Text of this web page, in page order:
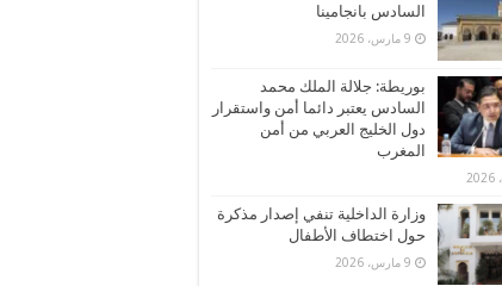
السادس بانجامينا
9 مارس، 2026
بوريطة: جلالة الملك محمد
السادس يعتبر دائما أمن واستقرار
دول الخليج العربي من أمن
المغرب
وزارة الداخلية تنفي إصدار مذكرة
حول اختطاف الأطفال
9 مارس، 2026